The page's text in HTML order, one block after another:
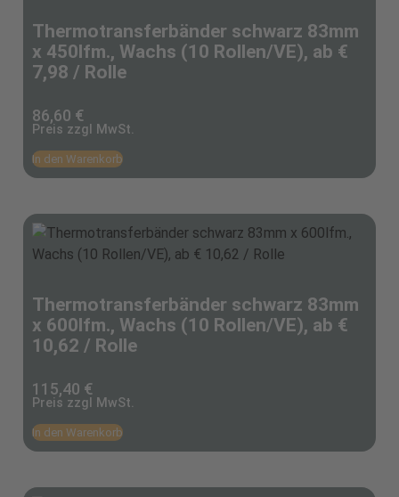
Thermotransferbänder schwarz 83mm
x 450lfm., Wachs (10 Rollen/VE), ab €
7,98 / Rolle
86,60 €
Preis zzgl MwSt.
In den Warenkorb
Thermotransferbänder schwarz 83mm
x 600lfm., Wachs (10 Rollen/VE), ab €
10,62 / Rolle
115,40 €
Preis zzgl MwSt.
In den Warenkorb